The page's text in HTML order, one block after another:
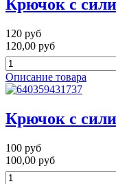
Крючок с
120 руб
120,00 руб
Описание товара
Крючок с
100 руб
100,00 руб